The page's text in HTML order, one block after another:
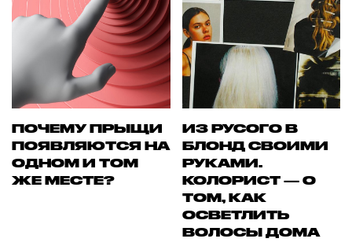
ПОЧЕМУ ПРЫЩИ
ПОЯВЛЯЮТСЯ НА
ОДНОМ И ТОМ
ЖЕ МЕСТЕ?
ИЗ РУСОГО В
БЛОНД СВОИМИ
РУКАМИ.
КОЛОРИСТ — О
ТОМ, КАК
ОСВЕТЛИТЬ
ВОЛОСЫ ДОМА